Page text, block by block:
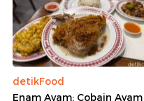
detikFood
Enam Ayam: Cobain Ayam